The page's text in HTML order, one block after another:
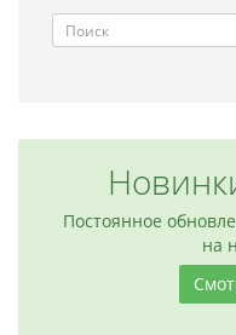
Межкомнатная
Постоянное
на